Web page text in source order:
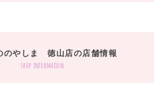
のやしま 徳山店の店舗情報
shop information